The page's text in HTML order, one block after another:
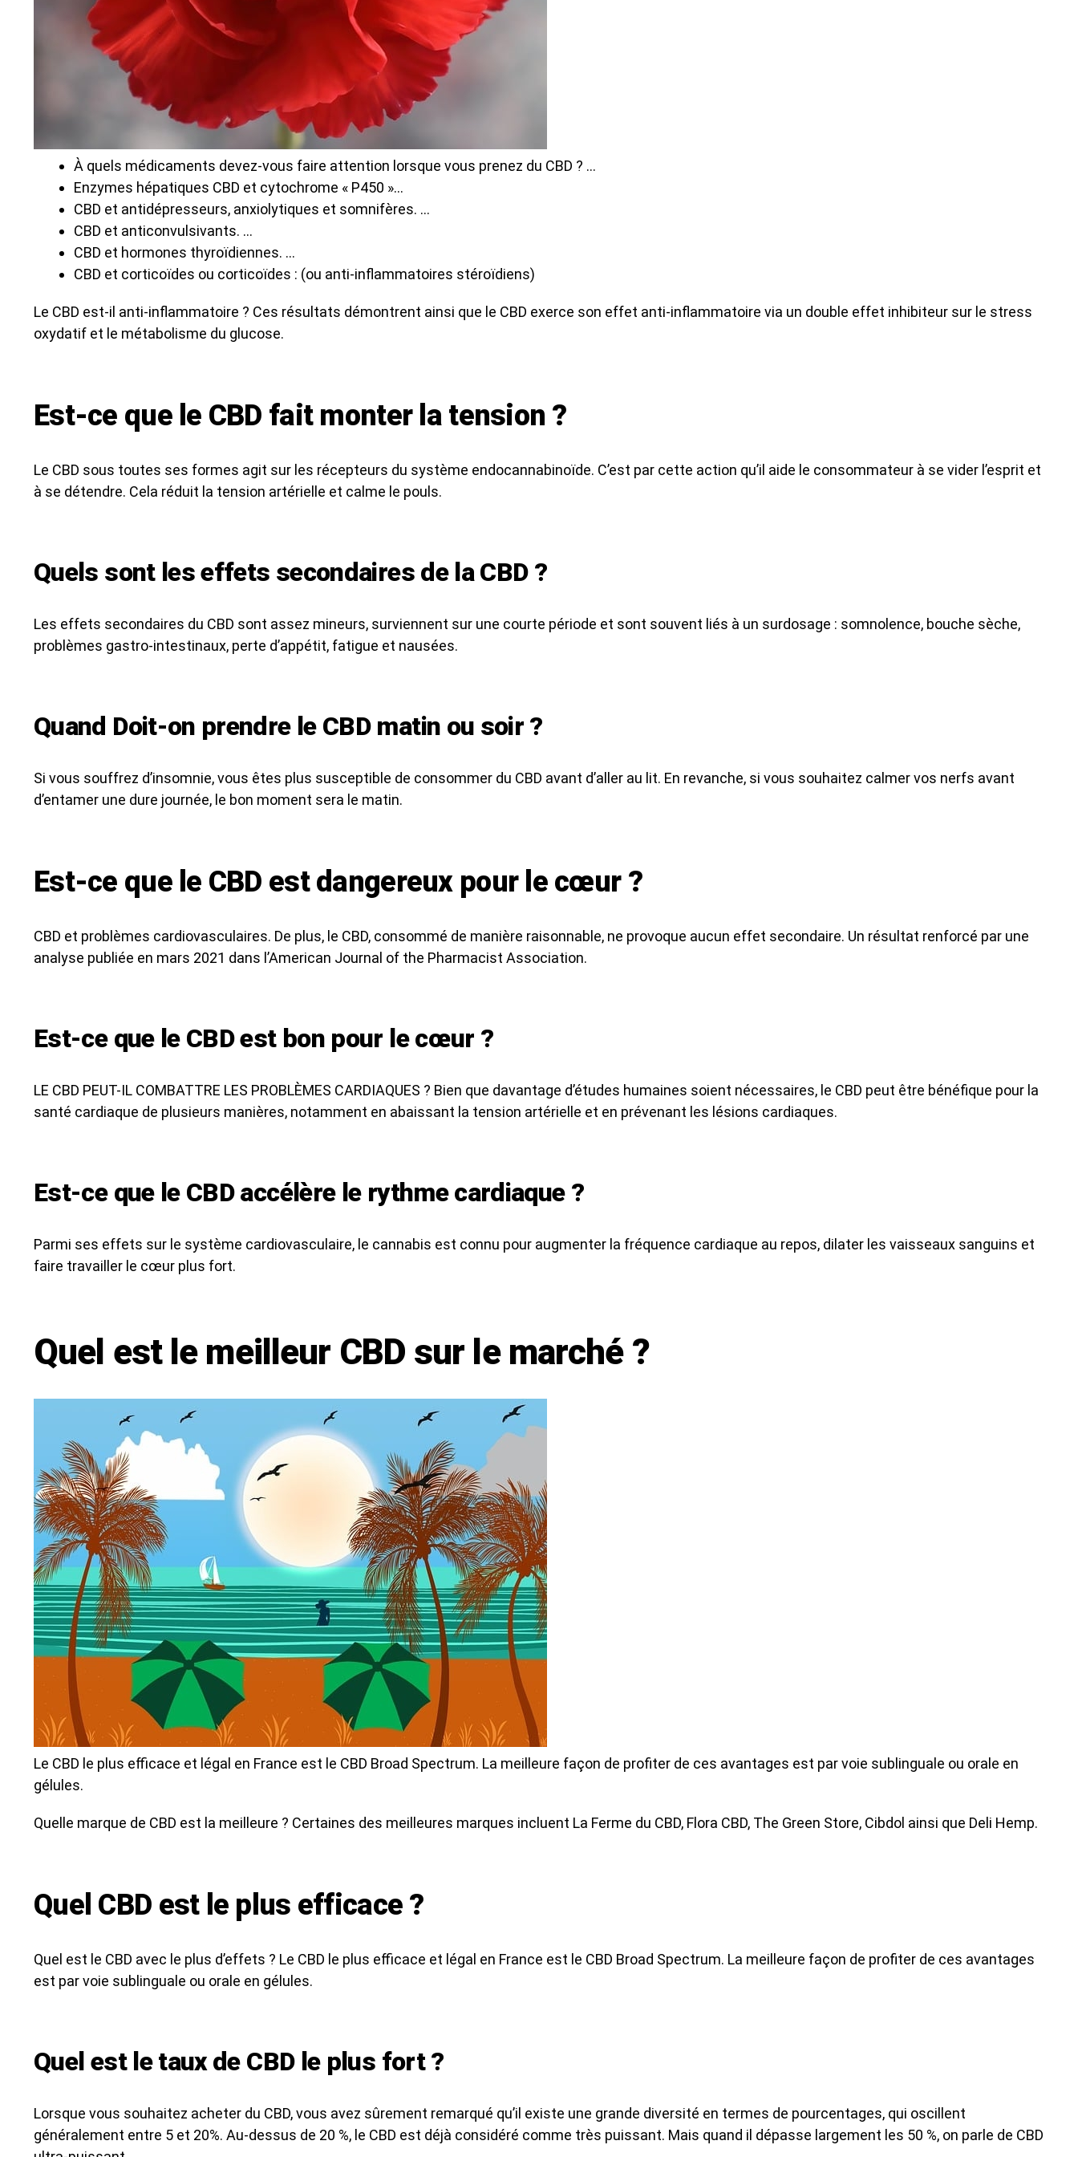
À quels médicaments devez-vous faire attention lorsque vous prenez du CBD ? …
Enzymes hépatiques CBD et cytochrome « ​​P450 »…
CBD et antidépresseurs, anxiolytiques et somnifères. …
CBD et anticonvulsivants. …
CBD et hormones thyroïdiennes. …
CBD et corticoïdes ou corticoïdes : (ou anti-inflammatoires stéroïdiens)
Le CBD est-il anti-inflammatoire ? Ces résultats démontrent ainsi que le CBD exerce son effet anti-inflammatoire via un double effet inhibiteur sur le stress
oxydatif et le métabolisme du glucose.
Est-ce que le CBD fait monter la tension ?
Le CBD sous toutes ses formes agit sur les récepteurs du système endocannabinoïde. C’est par cette action qu’il aide le consommateur à se vider l’esprit et
à se détendre. Cela réduit la tension artérielle et calme le pouls.
Quels sont les effets secondaires de la CBD ?
Les effets secondaires du CBD sont assez mineurs, surviennent sur une courte période et sont souvent liés à un surdosage : somnolence, bouche sèche,
problèmes gastro-intestinaux, perte d’appétit, fatigue et nausées.
Quand Doit-on prendre le CBD matin ou soir ?
Si vous souffrez d’insomnie, vous êtes plus susceptible de consommer du CBD avant d’aller au lit. En revanche, si vous souhaitez calmer vos nerfs avant
d’entamer une dure journée, le bon moment sera le matin.
Est-ce que le CBD est dangereux pour le cœur ?
CBD et problèmes cardiovasculaires. De plus, le CBD, consommé de manière raisonnable, ne provoque aucun effet secondaire. Un résultat renforcé par une
analyse publiée en mars 2021 dans l’American Journal of the Pharmacist Association.
Est-ce que le CBD est bon pour le cœur ?
LE CBD PEUT-IL COMBATTRE LES PROBLÈMES CARDIAQUES ? Bien que davantage d’études humaines soient nécessaires, le CBD peut être bénéfique pour la
santé cardiaque de plusieurs manières, notamment en abaissant la tension artérielle et en prévenant les lésions cardiaques.
Est-ce que le CBD accélère le rythme cardiaque ?
Parmi ses effets sur le système cardiovasculaire, le cannabis est connu pour augmenter la fréquence cardiaque au repos, dilater les vaisseaux sanguins et
faire travailler le cœur plus fort.
Quel est le meilleur CBD sur le marché ?
Le CBD le plus efficace et légal en France est le CBD Broad Spectrum. La meilleure façon de profiter de ces avantages est par voie sublinguale ou orale en
gélules.
Quelle marque de CBD est la meilleure ? Certaines des meilleures marques incluent La Ferme du CBD, Flora CBD, The Green Store, Cibdol ainsi que Deli Hemp.
Quel CBD est le plus efficace ?
Quel est le CBD avec le plus d’effets ? Le CBD le plus efficace et légal en France est le CBD Broad Spectrum. La meilleure façon de profiter de ces avantages
est par voie sublinguale ou orale en gélules.
Quel est le taux de CBD le plus fort ?
Lorsque vous souhaitez acheter du CBD, vous avez sûrement remarqué qu’il existe une grande diversité en termes de pourcentages, qui oscillent
généralement entre 5 et 20%. Au-dessus de 20 %, le CBD est déjà considéré comme très puissant. Mais quand il dépasse largement les 50 %, on parle de CBD